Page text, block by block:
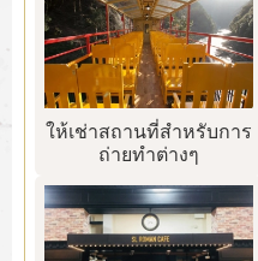
ให้เช่าสถานที่สำหรับการ
ถ่ายทำต่างๆ